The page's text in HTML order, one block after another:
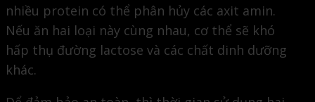
nhiều protein có thể phân hủy các axit amin.
Nếu ăn hai loại này cùng nhau, cơ thể sẽ khó
hấp thụ đường lactose và các chất dinh dưỡng
khác.